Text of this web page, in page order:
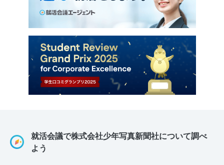
就活会議で株式会社少年写真新聞社について調べ
よう